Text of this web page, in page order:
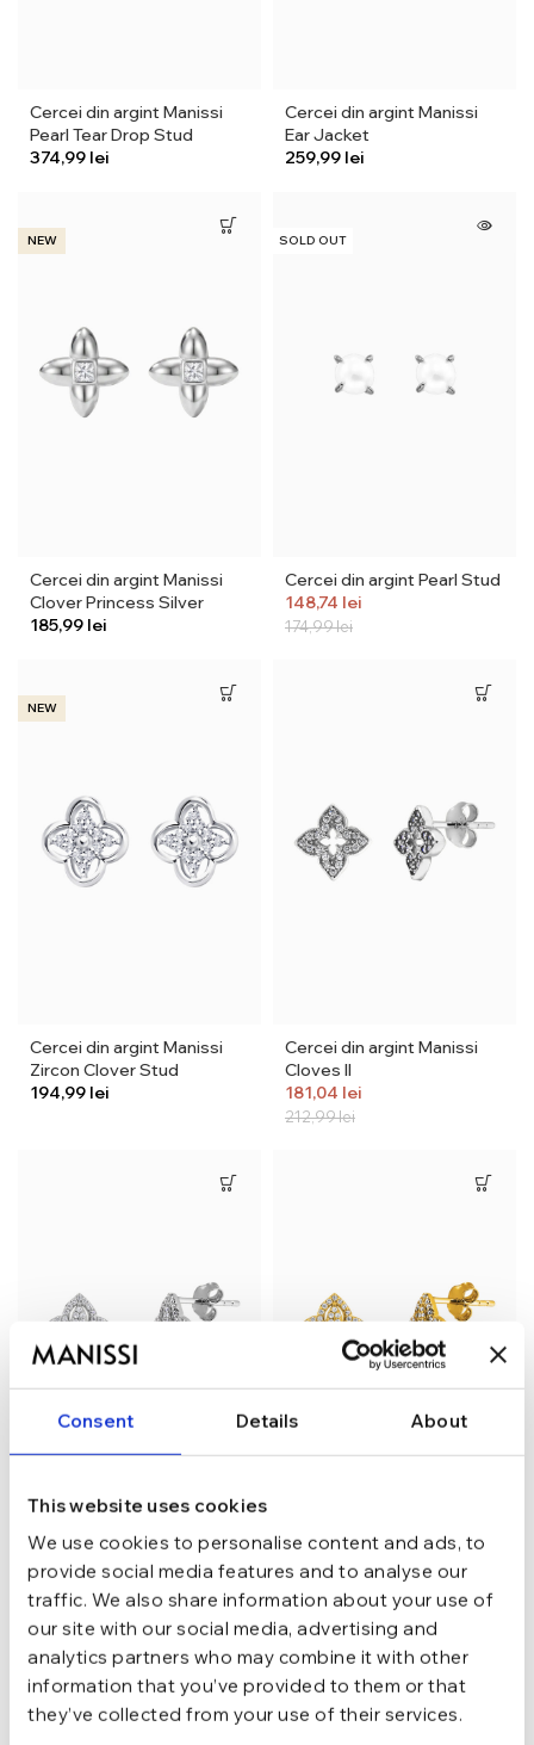
Consent Details About
This website uses cookies
We use cookies to personalise content and ads, to
provide social media features and to analyse our
traffic. We also share information about your use of
our site with our social media, advertising and
analytics partners who may combine it with other
information that you’ve provided to them or that
they’ve collected from your use of their services.
Cercei din argint Manissi
Pearl Tear Drop Stud
lei
Cercei din argint Manissi
Ear Jacket
lei
NEW
Cercei din argint Manissi
Clover Princess Silver
lei
SOLD OUT
Cercei din argint Pearl Stud
174,99lei
148,74 lei
NEW
Cercei din argint Manissi
Zircon Clover Stud
lei
Cercei din argint Manissi
Cloves II
212,99lei
181,04 lei
Cercei din argint Manissi
Cloves I
194,99lei
165,74lei
Cercei din argint Manissi
Cloves I Gold
194,99lei
165,74 lei